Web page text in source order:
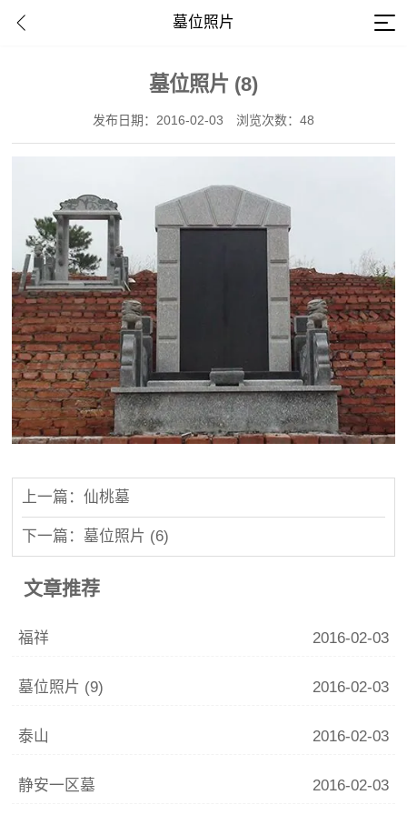
墓位照片
墓位照片 (8)
发布日期：2016-02-03 浏览次数：48
上一篇：仙桃墓
下一篇：墓位照片 (6)
文章推荐
福祥 2016-02-03
墓位照片 (9) 2016-02-03
泰山 2016-02-03
静安一区墓 2016-02-03